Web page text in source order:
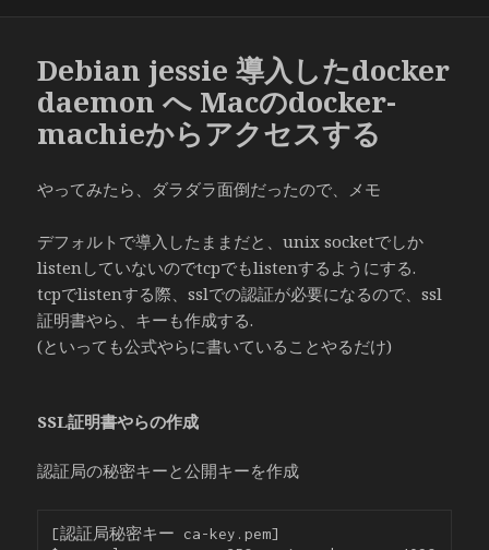
ー
Debian jessie 導入したdocker
daemon へ Macのdocker-
machieからアクセスする
やってみたら、ダラダラ面倒だったので、メモ
デフォルトで導入したままだと、unix socketでしか
listenしていないのでtcpでもlistenするようにする.
tcpでlistenする際、sslでの認証が必要になるので、ssl
証明書やら、キーも作成する.
(といっても公式やらに書いていることやるだけ)
SSL証明書やらの作成
認証局の秘密キーと公開キーを作成
[認証局秘密キー ca-key.pem]